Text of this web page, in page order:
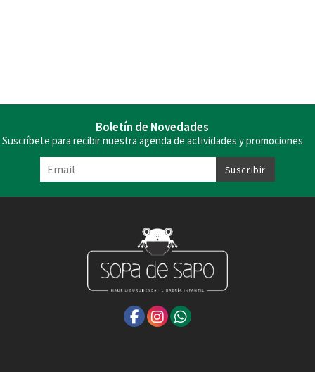
Boletín de Novedades
Suscríbete para recibir nuestra agenda de actividades y promociones